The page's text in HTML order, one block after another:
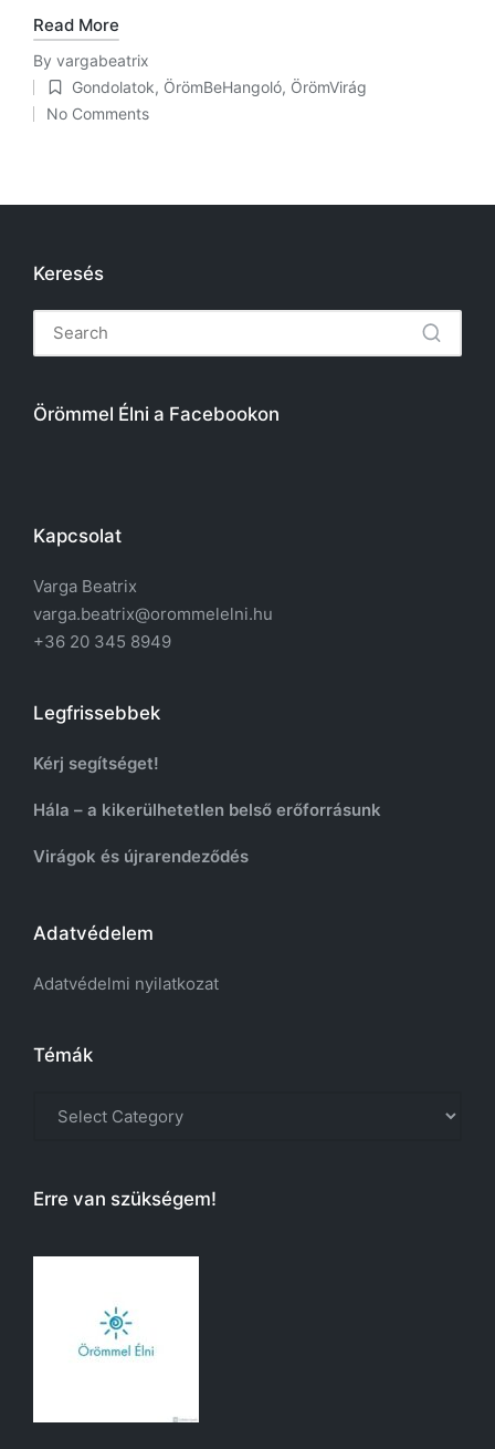
Read More
Posted
by
By vargabeatrix
Posted
in
Gondolatok, ÖrömBeHangoló, ÖrömVirág
No Comments
Keresés
Örömmel Élni a Facebookon
Kapcsolat
Varga Beatrix
varga.beatrix@orommelelni.hu
+36 20 345 8949
Legfrissebbek
Kérj segítséget!
Hála – a kikerülhetetlen belső erőforrásunk
Virágok és újrarendeződés
Adatvédelem
Adatvédelmi nyilatkozat
Témák
Erre van szükségem!